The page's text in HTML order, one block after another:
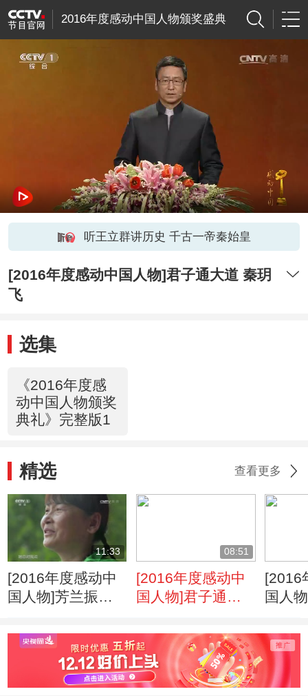
2016年度感动中国人物颁奖盛典
听王立群讲历史 千古一帝秦始皇
[2016年度感动中国人物]君子通大道 秦玥
飞
选集
《2016年度感
动中国人物颁奖
典礼》完整版1
精选 查看更多
11:33
[2016年度感动中
国人物]芳兰振蕙
08:51
[2016年度感动中
国人物]君子通大
[2016
国人